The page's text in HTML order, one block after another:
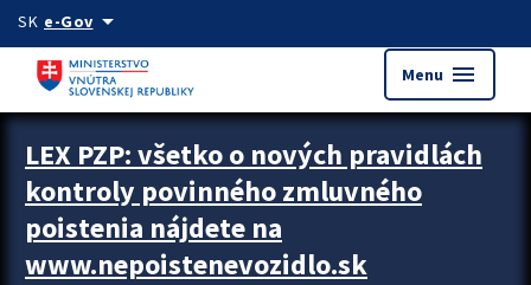
Preskocit na hlavný obsah
SK e-Govarrow_drop_down
Menu menu
Zastavit automatický posun upútavok
LEX PZP: všetko o nových pravidlách
kontroly povinného zmluvného
poistenia nájdete na
www.nepoistenevozidlo.sk